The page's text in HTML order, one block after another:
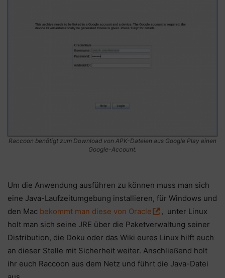
Raccoon benötigt zum Download von APK-Dateien aus Google Play einen
Google-Account.
Um die Anwendung ausführen zu können muss man sich
eine Java-Laufzeitumgebung installieren, für Windows und
den Mac bekommt man diese von Oracle
, unter Linux
holt man sich seine JRE über die Paketverwaltung seiner
Distribution, die Doku oder das Wiki eures Linux hilft euch
an dieser Stelle mit Sicherheit weiter. Anschließend holt
ihr euch Raccoon aus dem Netz und führt die Java-Datei